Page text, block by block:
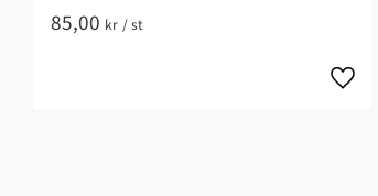
85,00 kr /st